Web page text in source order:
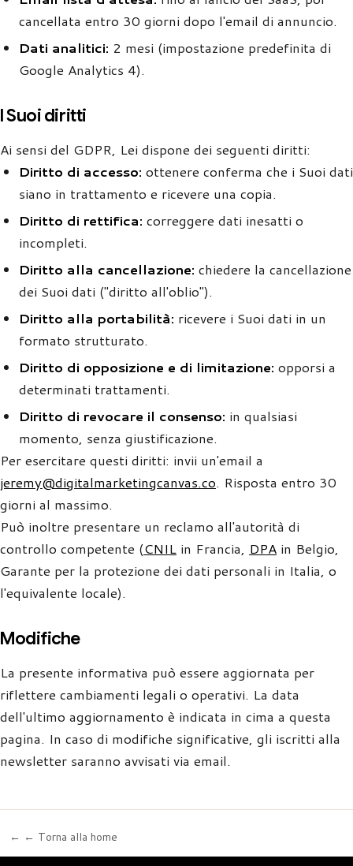
cancellata entro 30 giorni dopo l'email di annuncio.
Dati analitici: 2 mesi (impostazione predefinita di
Google Analytics 4).
I Suoi diritti
Ai sensi del GDPR, Lei dispone dei seguenti diritti:
Diritto di accesso: ottenere conferma che i Suoi dati
siano in trattamento e ricevere una copia.
Diritto di rettifica: correggere dati inesatti o
incompleti.
Diritto alla cancellazione: chiedere la cancellazione
dei Suoi dati ("diritto all'oblio").
Diritto alla portabilità: ricevere i Suoi dati in un
formato strutturato.
Diritto di opposizione e di limitazione: opporsi a
determinati trattamenti.
Diritto di revocare il consenso: in qualsiasi
momento, senza giustificazione.
Per esercitare questi diritti: invii un'email a
jeremy@digitalmarketingcanvas.co. Risposta entro 30
giorni al massimo.
Può inoltre presentare un reclamo all'autorità di
controllo competente (CNIL in Francia, DPA in Belgio,
Garante per la protezione dei dati personali in Italia, o
l'equivalente locale).
Modifiche
La presente informativa può essere aggiornata per
riflettere cambiamenti legali o operativi. La data
dell'ultimo aggiornamento è indicata in cima a questa
pagina. In caso di modifiche significative, gli iscritti alla
newsletter saranno avvisati via email.
← ← Torna alla home